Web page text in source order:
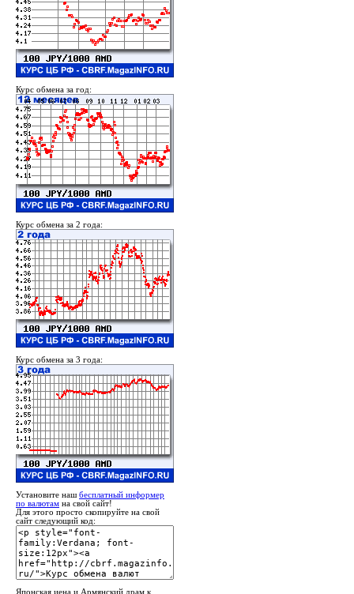
Курс обмена за год:
Курс обмена за 2 года:
Курс обмена за 3 года:
Установите наш бесплатный информер
по валютам на свой сайт!
Для этого просто скопируйте на свой
сайт следующий код:
Японская иена и Армянский драм к